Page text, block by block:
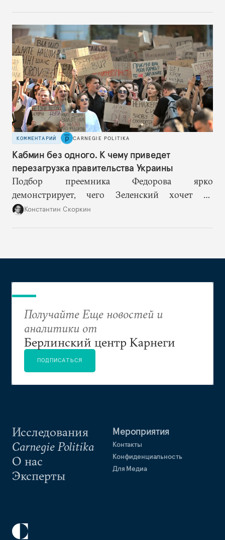
возможностей, на компетентность в принятии
решений и адекватное целеполагание.
КОММЕНТАРИЙ CARNEGIE POLITIKA
Кабмин без одного. К чему приведет
перезагрузка правительства Украины
Подбор преемника Федорова ярко
демонстрирует, чего Зеленский хочет от
высшего военного руководства: продолжить
Константин Скоркин
Исследования
Carnegie Politika
О нас
Эксперты
Мероприятия
Контакты
Конфиденциальность
Для Медиа
Получайте Еще новостей и
аналитики от
Берлинский центр Карнеги
ПОДПИСАТЬСЯ